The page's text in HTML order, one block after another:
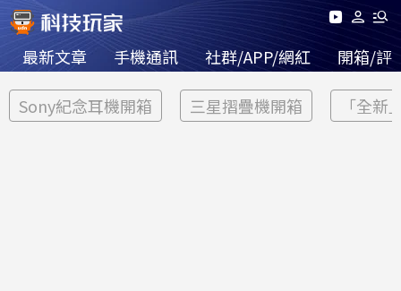
最新文章 手機通訊 社群/APP/網紅 開箱/評
Sony紀念耳機開箱 三星摺疊機開箱 「全新